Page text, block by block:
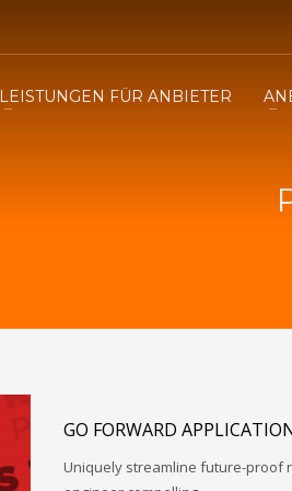
Abrechnung?
LEISTUNGEN FÜR ANBIETER
GO FORWARD
Uniquely streamline future-proof